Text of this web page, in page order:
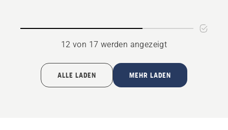
Produktbewertung
5
12 von 17 werden angezeigt
ALLE LADEN MEHR LADEN